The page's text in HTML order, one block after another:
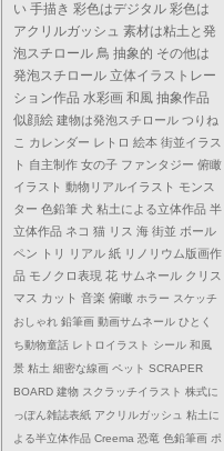
い 手描き 彩色はデジタル 彩色は
アクリルガッシュ 素材は粘土と発
泡スチロール 鳥 抽象的 その他は
発泡スチロール 立体イラストレー
ション作品 水彩画 和風 抽象作品
似顔絵 建物は発泡スチロール つりね
こ カレンダー レトロ 絵本 街並イラス
ト 自主制作 女の子 ファンタジー 俯瞰
イラスト 動物リアルイラスト モンス
ター 色鉛筆 犬 粘土による立体作品 半
立体作品 ネコ 猫 リス 海 街並 ボール
ペン
トリ リアル 紙 リノリウム版画作
品 モノクロ表現 花 サムネール クリス
マス カット 音楽 俯瞰 ホラー スケッチ
おしゃれ 鉛筆画 動画サムネール ひとく
ち動物童話 レトロイラスト シール 和風
景 粘土 細密な線画 ペット SCRAPER
BOARD 建物 スクラッチイラスト 株式に
っぽん雑誌表紙 アクリルガッシュ 粘土に
よる半立体作品 Creema 恐竜 色鉛筆画 ポ